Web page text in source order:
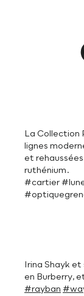
lignes
et
La Collection
lignes
et
ruthénium.
#cartier
Irina Shayk
en Burberry,
#rayban